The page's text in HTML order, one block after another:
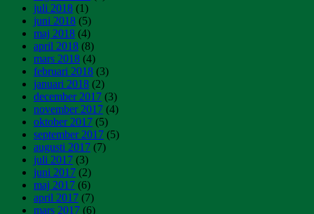
juli 2018 (1)
juni 2018 (5)
maj 2018 (4)
april 2018 (8)
mars 2018 (4)
februari 2018 (3)
januari 2018 (2)
december 2017 (3)
november 2017 (4)
oktober 2017 (5)
september 2017 (5)
augusti 2017 (7)
juli 2017 (3)
juni 2017 (2)
maj 2017 (6)
april 2017 (7)
mars 2017 (6)